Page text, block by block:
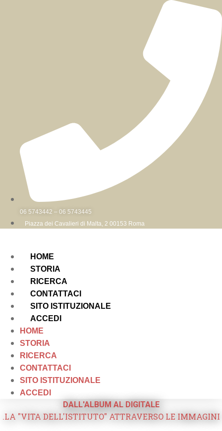
06 5743442 – 06 5743445
Piazza dei Cavalieri di Malta, 2 00153 Roma
HOME
STORIA
RICERCA
CONTATTACI
SITO ISTITUZIONALE
ACCEDI
HOME
STORIA
RICERCA
CONTATTACI
SITO ISTITUZIONALE
ACCEDI
DALL'ALBUM AL DIGITALE
.LA "VITA DELL'ISTITUTO" ATTRAVERSO LE IMMAGINI